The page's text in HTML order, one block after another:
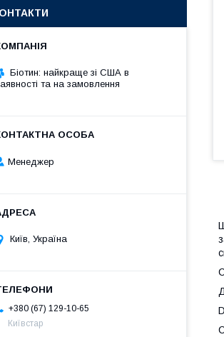
Біотин: найкраще зі США в
та на замовлення
Менеджер
Київ, Україна
+380 (67) 129-10-65
Київстар